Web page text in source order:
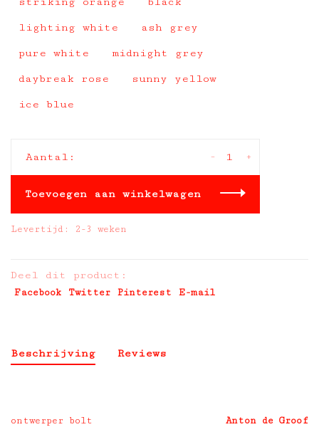
lighting white ash grey
pure white midnight grey
daybreak rose sunny yellow
ice blue
Aantal: +
-
Toevoegen aan winkelwagen
Levertijd: 2-3 weken
Deel dit product:
Facebook Twitter Pinterest E-mail
Beschrijving Reviews
ontwerper bolt Anton de Groof